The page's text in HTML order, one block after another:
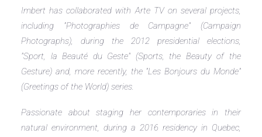
Imbert has collaborated with Arte TV on several projects,
including "Photographies de Campagne" (Campaign
Photographs), during the 2012 presidential elections,
"Sport, la Beauté du Geste" (Sports, the Beauty of the
Gesture) and, more recently, the "Les Bonjours du Monde"
(Greetings of the World) series.
Passionate about staging her contemporaries in their
natural environment, during a 2016 residency in Quebec,